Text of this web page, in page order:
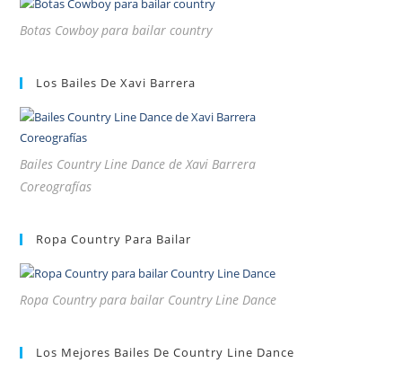
Botas Cowboy para bailar country
Los Bailes De Xavi Barrera
Bailes Country Line Dance de Xavi Barrera
Coreografías
Ropa Country Para Bailar
Ropa Country para bailar Country Line Dance
Los Mejores Bailes De Country Line Dance